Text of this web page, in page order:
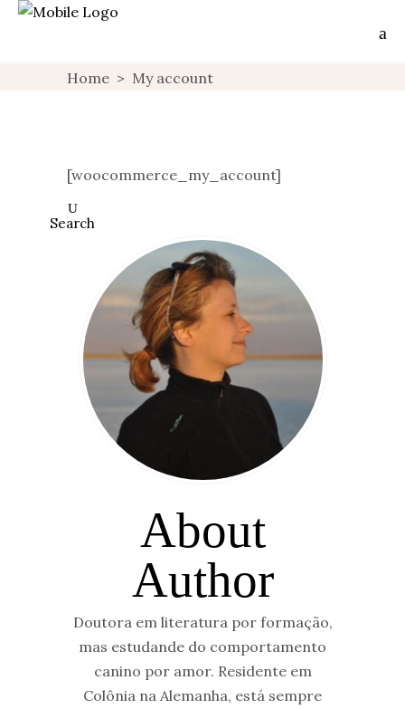
Home > My account
[woocommerce_my_account]
Search
About
Author
Doutora em literatura por formação,
mas estudande do comportamento
canino por amor. Residente em
Colônia na Alemanha, está sempre